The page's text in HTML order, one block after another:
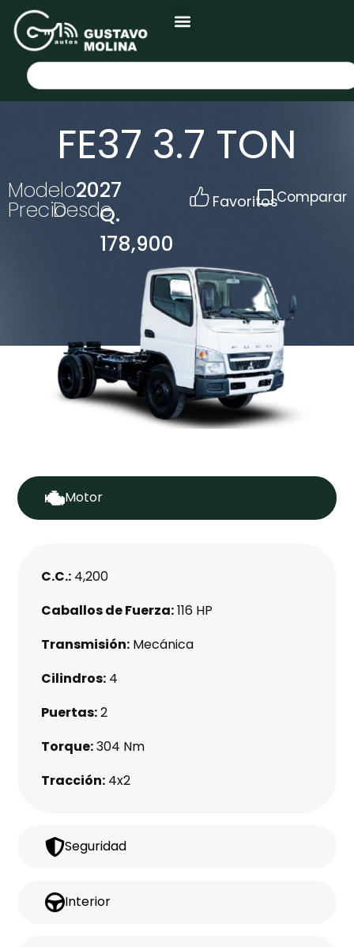
FE37 3.7 TON
Modelo2027
PrecioDesde
Q.
178,900
FavoritosComparar
Motor
Seguridad
Interior
C.C.: 4,200
Caballos de Fuerza:116 HP
Transmisión: Mecánica
Cilindros: 4
Puertas:2
Torque:304 Nm
Tracción: 4x2